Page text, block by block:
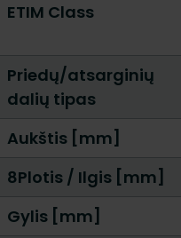
ETIM Class
Priedų/atsarginių
dalių tipas
Aukštis [mm]
8Plotis / Ilgis [mm]
Gylis [mm]